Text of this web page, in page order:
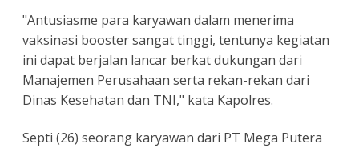
"Antusiasme para karyawan dalam menerima
vaksinasi booster sangat tinggi, tentunya kegiatan
ini dapat berjalan lancar berkat dukungan dari
Manajemen Perusahaan serta rekan-rekan dari
Dinas Kesehatan dan TNI," kata Kapolres.
Septi (26) seorang karyawan dari PT Mega Putera